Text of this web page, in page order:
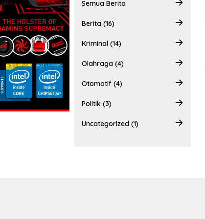
Semua Berita
Berita (16)
Kriminal (14)
Olahraga (4)
Otomotif (4)
Politik (3)
Uncategorized (1)